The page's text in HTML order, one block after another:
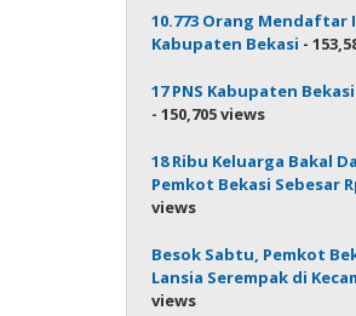
10.773 Orang Mendaftar
Kabupaten Bekasi -
17 PNS Kabupaten
- 150,705 views
18 Ribu Keluarga Bakal
Pemkot Bekasi Sebesar
views
Besok Sabtu, Pemkot
Lansia Serempak di
views